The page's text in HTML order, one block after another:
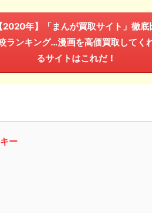
【2020年】「まんが買取サイト」徹底
ランキング…漫画を高価買取してく
るサイトはこれだ！
ー